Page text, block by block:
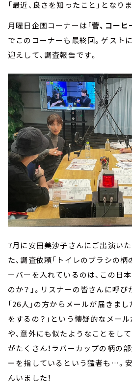
「最近、良さを知ったこと」となり
月曜日企画コーナーは「菅、コーヒ
でこのコーナーも最終回。ゲスト
迎えして、調査報告です。
7月に安田美沙子さんにご出演い
た、調査依頼「トイレのブラシの
ーパーを入れているのは、この日
のか？」。リスナーの皆さんに呼び
「26人」の方からメールが届きまし
をするの？」という懐疑的なメー
や、意外にも似たようなことをし
がたくさん！ラバーカップの柄の
ーを指しているという猛者も…。
んいました！